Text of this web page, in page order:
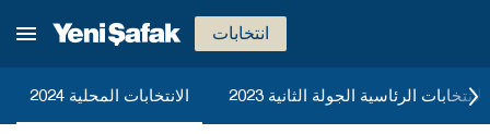
انتخابات
الانتخابات المحلية 2024 2023 الانتخابات الرئاسية الجولة الثانية
أرضروم
غازي عنتاب